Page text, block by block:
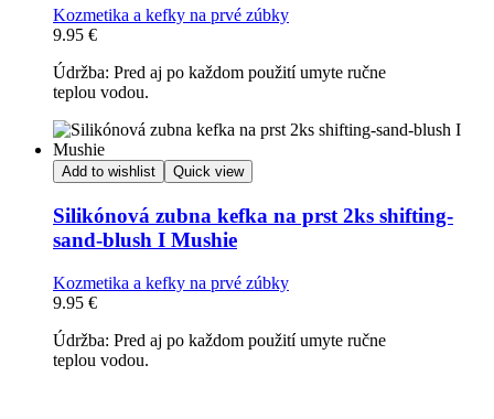
Kozmetika a kefky na prvé zúbky
9.95 €
Údržba: Pred aj po každom použití umyte ručne
teplou vodou.
Add to wishlist Quick view
Silikónová zubna kefka na prst 2ks shifting-
sand-blush I Mushie
Kozmetika a kefky na prvé zúbky
9.95 €
Údržba: Pred aj po každom použití umyte ručne
teplou vodou.